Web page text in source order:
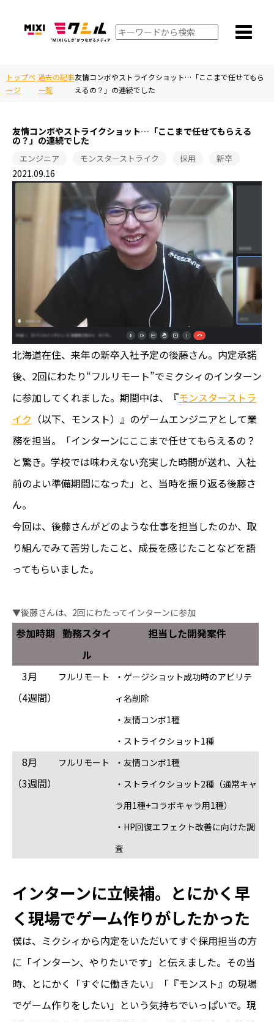
トップペ
ージ
過去の記事
一覧
友情コンボやストライクショット…「ここまで任せてもら
えるの？」の連続でした
友情コンボやストライクショット…「ここまで任せてもらえる
の？」の連続でした
エンジニア モンスターストライク 採用 新卒
2021.09.16
北海道在住、来年の新卒入社予定の後藤さん。内定承諾
後、2回にわたり“フルリモート”でミクシィのインターン
に参加してくれました。期間中は、『モンスターストラ
イク （以下、モンスト）』のゲームエンジニアとして業
務を担当。「インターンにここまで任せてもらえるの？
と驚き。学校では味わえない充実した時間が送れ、入社
前のよい準備期間になった」と、当時を振り返る後藤さ
ん。
今回は、後藤さんがどのような仕事を担当したのか、取
り組んでみて苦労したこと、成長を感じたことなどを語
ってもらいました。
▼後藤さんは、2回にわたってインターンに参加
参加時期 勤務スタイ
ル
担当した開発案件
3月
（4週間）
フルリモート
・ゲージショット成功時のアビリテ
ィ名削除
・友情コンボ1種
・ストライクショット1種
8月
（3週間）
フルリモート
・友情コンボ1種
・ストライクショット2種（通常キャ
ラ用1種+コラボキャラ用1種）
・HP回復エフェクト改善に向けた調
査
インターンに立候補。とにかく早
く現場でゲーム作りがしたかった
僕は、ミクシィから内定をいただいてすぐ採用担当の方
に「インターン、やりたいです」と伝えました。その当
時、とにかく「すぐに働きたい」「『モンスト』の現場
でゲーム作りをしたい」という気持ちでいっぱいで。現